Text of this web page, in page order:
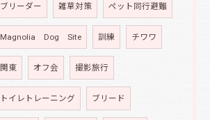
ブリーダー 雑草対策 ペット同行避難
Magnolia Dog Site 訓練 チワワ
関東 オフ会 撮影旅行
トイレトレーニング ブリード